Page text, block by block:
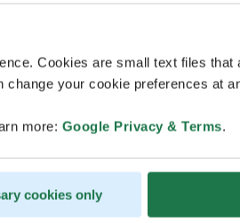
Cookies are small text files that
your cookie preferences at
more: Google Privacy & Terms.
cookies only